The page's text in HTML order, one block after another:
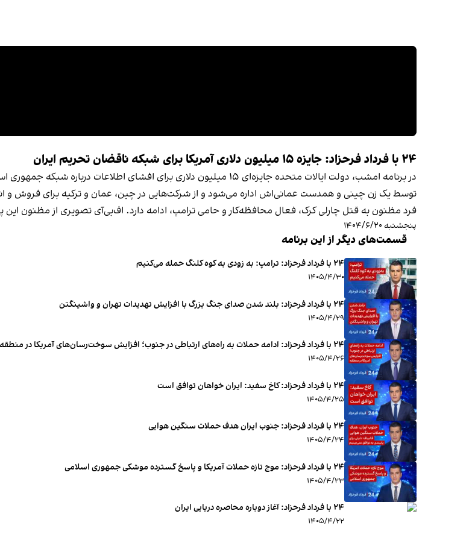
در برنامه امشب، دولت ایالات متحده جایزه‌ای ۱۵ میلیون دلاری برای افشای
توسط یک زن چینی و همدست عمانی‌اش اداره می‌شود و از شرکت‌هایی در چین، عمان و ترکیه برای فروش و
فرد مظنون به قتل چارلی کرک، فعال محافظه‌کار و حامی ترامپ، ادامه دارد. اف‌بی‌آی تصویری از مظنون
پنجشنبه ۱۴۰۴/۶/۲۰
قسمت‌های دیگر از این برنامه
۲۴ با فرداد فرحزاد: ترامپ: به زودی به کوه کلنگ حمله می‌کنیم
۱۴۰۵/۴/۳۰
۲۴ با فرداد فرحزاد: بلند شدن صدای جنگ بزرگ با افزایش تهدیدات تهران و واشینگتن
۱۴۰۵/۴/۲۹
۲۴ با فرداد فرحزاد: ادامه حملات به راه‌های ارتباطی در جنوب؛ افزایش سوخت‌رسان‌های آمریکا در منطقه
۱۴۰۵/۴/۲۶
۱۴۰۵/۴/۲۵
۱۴۰۵/۴/۲۴
۱۴۰۵/۴/۲۳
۲۴ با فرداد فرحزاد: آغاز دوباره محاصره دریایی ایران
۱۴۰۵/۴/۲۲